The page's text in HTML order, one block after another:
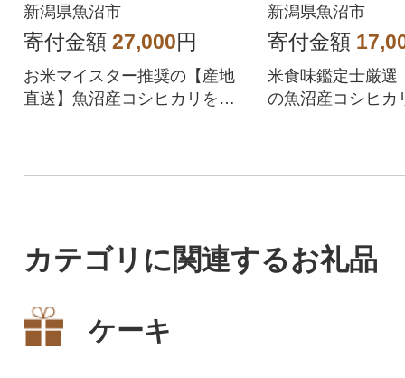
沼産コシヒカリ100%
2.5kg全3回
新潟県魚沼市
寄付金額 27,000円
お米マイスター推奨の【産地
直送】魚沼産コシヒカリを精
選」魚沼産
リ
新潟県魚沼市
寄付金額
米食味鑑定士厳選
の魚沼産コシヒカ
カテゴリに関連するお礼品
ケーキ